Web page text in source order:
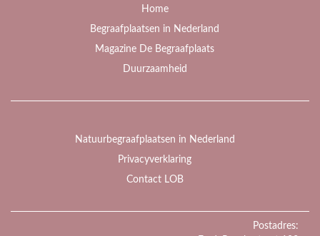
Home
Begraafplaatsen in Nederland
Magazine De Begraafplaats
Duurzaamheid
Natuurbegraafplaatsen in Nederland
Privacyverklaring
Contact LOB
Postadres: